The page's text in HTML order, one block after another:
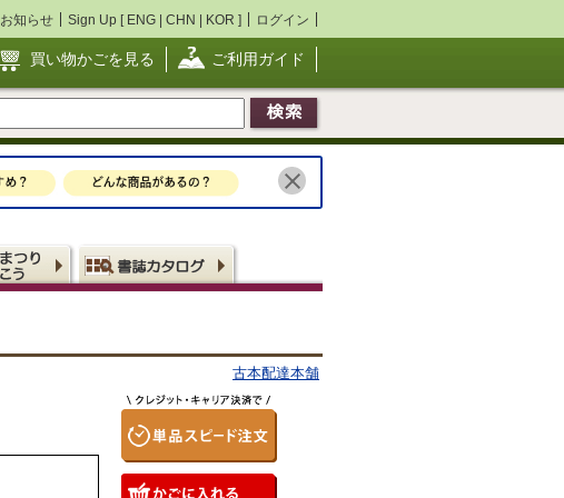
お知らせ Sign Up [ ENG | CHN | KOR ] ログイン
買い物かごを見る ご利用ガイド
古本配達本舗